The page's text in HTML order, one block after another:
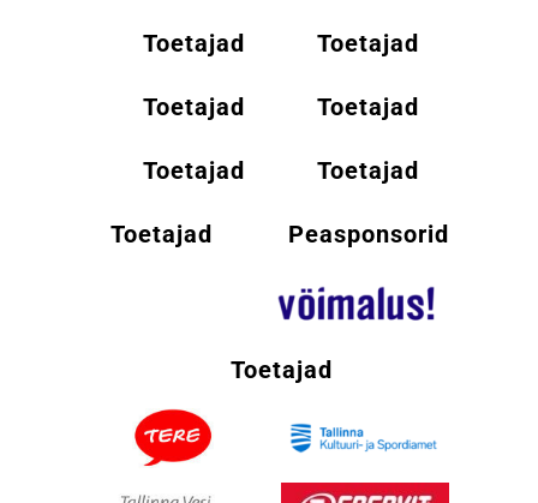
Toetajad Toetajad
Toetajad Toetajad
Toetajad Toetajad
Toetajad Peasponsorid
Toetajad